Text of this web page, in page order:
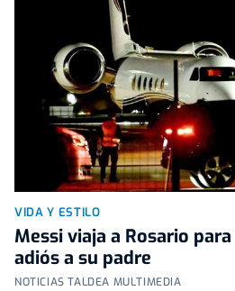
VIDA Y ESTILO
Messi viaja a Rosario
adiós a su padre
NOTICIAS TALDEA MULTIMEDIA